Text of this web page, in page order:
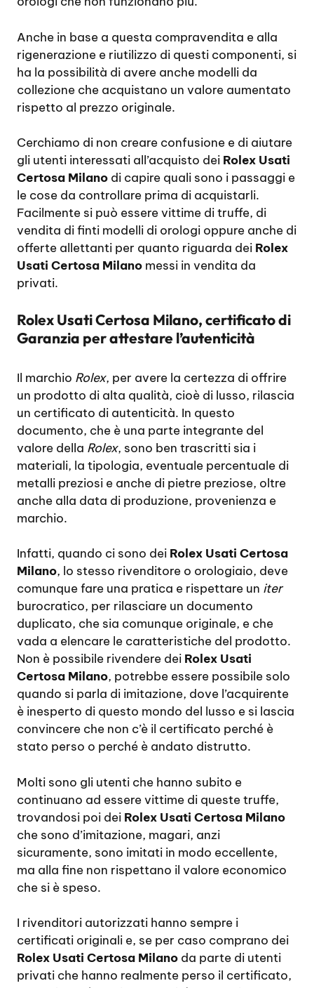
Anche in base a questa compravendita e alla
rigenerazione e riutilizzo di questi componenti, si
ha la possibilità di avere anche modelli da
collezione che acquistano un valore aumentato
rispetto al prezzo originale.
Cerchiamo di non creare confusione e di aiutare
gli utenti interessati all’acquisto dei Rolex Usati
Certosa Milano di capire quali sono i passaggi e
le cose da controllare prima di acquistarli.
Facilmente si può essere vittime di truffe, di
vendita di finti modelli di orologi oppure anche di
offerte allettanti per quanto riguarda dei Rolex
Usati Certosa Milano messi in vendita da
privati.
Rolex Usati Certosa Milano, certificato di
Garanzia per attestare l’autenticità
Il marchio Rolex, per avere la certezza di offrire
un prodotto di alta qualità, cioè di lusso, rilascia
un certificato di autenticità. In questo
documento, che è una parte integrante del
valore della Rolex, sono ben trascritti sia i
materiali, la tipologia, eventuale percentuale di
metalli preziosi e anche di pietre preziose, oltre
anche alla data di produzione, provenienza e
marchio.
Infatti, quando ci sono dei Rolex Usati Certosa
Milano, lo stesso rivenditore o orologiaio, deve
comunque fare una pratica e rispettare un iter
burocratico, per rilasciare un documento
duplicato, che sia comunque originale, e che
vada a elencare le caratteristiche del prodotto.
Non è possibile rivendere dei Rolex Usati
Certosa Milano, potrebbe essere possibile solo
quando si parla di imitazione, dove l’acquirente
è inesperto di questo mondo del lusso e si lascia
convincere che non c’è il certificato perché è
stato perso o perché è andato distrutto.
Molti sono gli utenti che hanno subito e
continuano ad essere vittime di queste truffe,
trovandosi poi dei Rolex Usati Certosa Milano
che sono d’imitazione, magari, anzi
sicuramente, sono imitati in modo eccellente,
ma alla fine non rispettano il valore economico
che si è speso.
I rivenditori autorizzati hanno sempre i
certificati originali e, se per caso comprano dei
Rolex Usati Certosa Milano da parte di utenti
privati che hanno realmente perso il certificato,